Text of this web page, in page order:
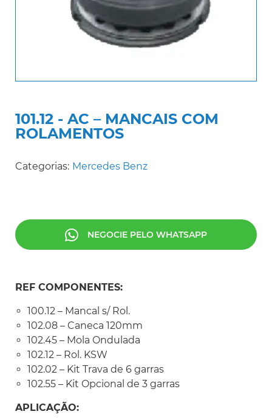
101.12 - AC – MANCAIS COM
ROLAMENTOS
Categorias: Mercedes Benz
NEGOCIE PELO WHATSAPP
REF COMPONENTES:
100.12 – Mancal s/ Rol.
102.08 – Caneca 120mm
102.45 – Mola Ondulada
102.12 – Rol. KSW
102.02 – Kit Trava de 6 garras
102.55 – Kit Opcional de 3 garras
APLICAÇÃO: